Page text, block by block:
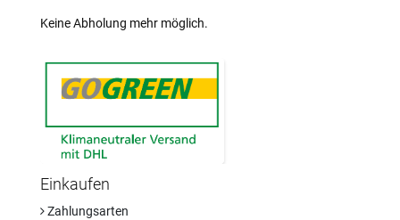
Keine Abholung mehr möglich.
Einkaufen
Zahlungsarten